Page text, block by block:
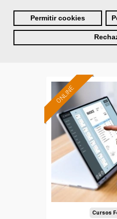
Permitir cookies
Ver
ONLINE
Para
autónomos de
Para todos los
Cursos